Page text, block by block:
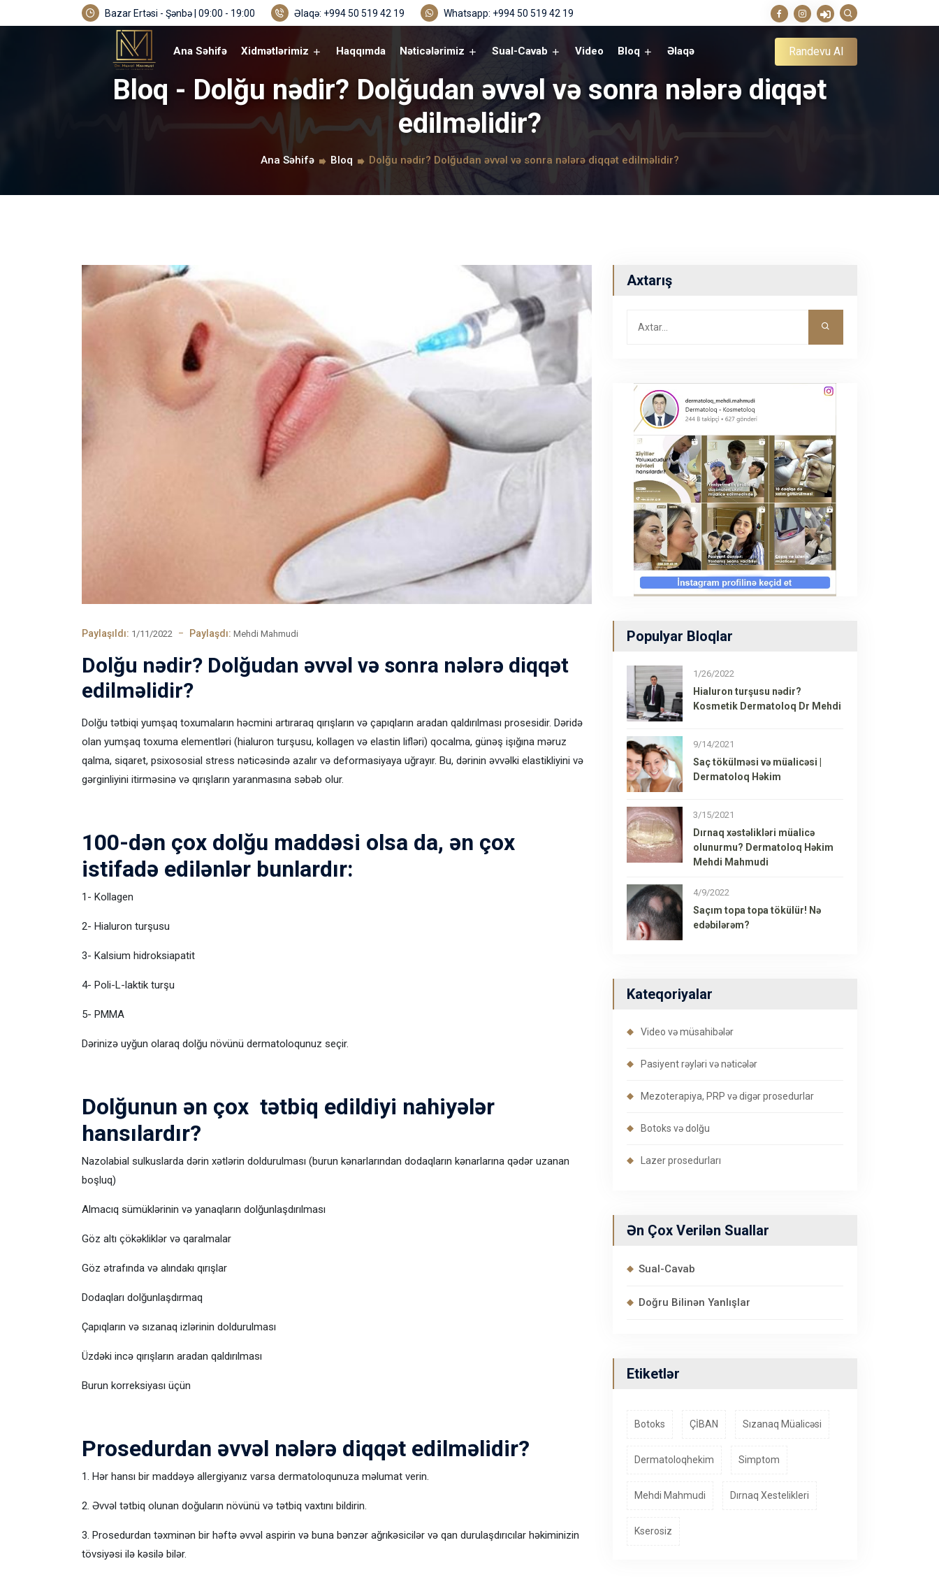
Bazar Ertəsi - Şənbə | 09:00 - 19:00 Əlaqə: +994 50 519 42 19 Whatsapp: +994 50 519 42 19
Ana Səhifə Xidmətlərimiz Haqqımda Nəticələrimiz Sual-Cavab Video Bloq Əlaqə Randevu Al
Bloq - Dolğu nədir? Dolğudan əvvəl və sonra nələrə diqqət
edilməlidir?
Ana Səhifə Bloq Dolğu nədir? Dolğudan əvvəl və sonra nələrə diqqət edilməlidir?
Paylaşıldı: 1/11/2022 Paylaşdı: Mehdi Mahmudi
Dolğu nədir? Dolğudan əvvəl və sonra nələrə diqqət
edilməlidir?
Dolğu tətbiqi yumşaq toxumaların həcmini artıraraq qırışların və çapıqların aradan qaldırılması prosesidir. Dəridə
olan yumşaq toxuma elementləri (hialuron turşusu, kollagen və elastin lifləri) qocalma, günəş işığına məruz
qalma, siqaret, psixososial stress nəticəsində azalır və deformasiyaya uğrayır. Bu, dərinin əvvəlki elastikliyini və
gərginliyini itirməsinə və qırışların yaranmasına səbəb olur.
100-dən çox dolğu maddəsi olsa da, ən çox
istifadə edilənlər bunlardır:
1- Kollagen
2- Hialuron turşusu
3- Kalsium hidroksiapatit
4- Poli-L-laktik turşu
5- PMMA
Dərinizə uyğun olaraq dolğu növünü dermatoloqunuz seçir.
Dolğunun ən çox tətbiq edildiyi nahiyələr
hansılardır?
Nazolabial sulkuslarda dərin xətlərin doldurulması (burun kənarlarından dodaqların kənarlarına qədər uzanan
boşluq)
Almacıq sümüklərinin və yanaqların dolğunlaşdırılması
Göz altı çökəkliklər və qaralmalar
Göz ətrafında və alındakı qırışlar
Dodaqları dolğunlaşdırmaq
Çapıqların və sızanaq izlərinin doldurulması
Üzdəki incə qırışların aradan qaldırılması
Burun korreksiyası üçün
Prosedurdan əvvəl nələrə diqqət edilməlidir?
1. Hər hansı bir maddəyə allergiyanız varsa dermatoloqunuza məlumat verin.
2. Əvvəl tətbiq olunan doğuların növünü və tətbiq vaxtını bildirin.
3. Prosedurdan təxminən bir həftə əvvəl aspirin və buna bənzər ağrıkəsicilər və qan durulaşdırıcılar həkiminizin
tövsiyəsi ilə kəsilə bilər.
Axtarış
Populyar Bloqlar
1/26/2022
Hialuron turşusu nədir?
Kosmetik Dermatoloq Dr Mehdi
9/14/2021
Saç tökülməsi və müalicəsi |
Dermatoloq Həkim
3/15/2021
Dırnaq xəstəlikləri müalicə
olunurmu? Dermatoloq Həkim
Mehdi Mahmudi
4/9/2022
Saçım topa topa tökülür! Nə
edəbilərəm?
Kateqoriyalar
Video və müsahibələr
Pasiyent rəyləri və nəticələr
Mezoterapiya, PRP və digər prosedurlar
Botoks və dolğu
Lazer prosedurları
Ən Çox Verilən Suallar
Sual-Cavab
Doğru Bilinən Yanlışlar
Etiketlər
Botoks ÇİBAN Sızanaq Müalicəsi
Dermatoloqhekim Simptom
Mehdi Mahmudi Dırnaq Xestelikleri
Kserosiz